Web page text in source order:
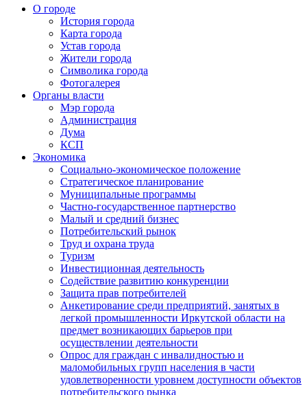
О городе
История города
Карта города
Устав города
Жители города
Символика города
Фотогалерея
Органы власти
Мэр города
Администрация
Дума
КСП
Экономика
Социально-экономическое положение
Стратегическое планирование
Муниципальные программы
Частно-государственное партнерство
Малый и средний бизнес
Потребительский рынок
Труд и охрана труда
Туризм
Инвестиционная деятельность
Содействие развитию конкуренции
Защита прав потребителей
Анкетирование среди предприятий, занятых в
легкой промышленности Иркутской области на
предмет возникающих барьеров при
осуществлении деятельности
Опрос для граждан с инвалидностью и
маломобильных групп населения в части
удовлетворенности уровнем доступности объектов
потребительского рынка